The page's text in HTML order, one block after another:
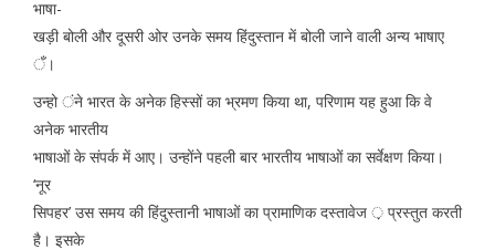
भाषा-
खड़ी बोली और दूसरी ओर उनके समय हिंदुस्तान में बोली जाने वाली अन्य भाषाए
ँ।
उन्हो ंने भारत के अनेक हिस्सों का भ्रमण किया था, परिणाम यह हुआ कि वे
अनेक भारतीय
भाषाओं के संपर्क में आए। उन्होंने पहली बार भारतीय भाषाओं का सर्वेक्षण किया।
‘नूर
सिपहर’ उस समय की हिंदुस्तानी भाषाओं का प्रामाणिक दस्तावेज ़ प्रस्तुत करती
है। इसके